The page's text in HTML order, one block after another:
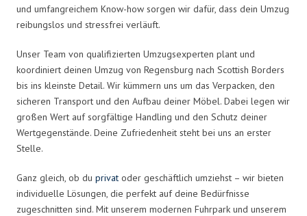
und umfangreichem Know-how sorgen wir dafür, dass dein Umzug
reibungslos und stressfrei verläuft.
Unser Team von qualifizierten Umzugsexperten plant und
koordiniert deinen Umzug von Regensburg nach Scottish Borders
bis ins kleinste Detail. Wir kümmern uns um das Verpacken, den
sicheren Transport und den Aufbau deiner Möbel. Dabei legen wir
großen Wert auf sorgfältige Handling und den Schutz deiner
Wertgegenstände. Deine Zufriedenheit steht bei uns an erster
Stelle.
Ganz gleich, ob du privat oder geschäftlich umziehst – wir bieten
individuelle Lösungen, die perfekt auf deine Bedürfnisse
zugeschnitten sind. Mit unserem modernen Fuhrpark und unserem